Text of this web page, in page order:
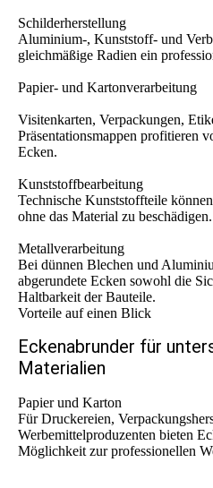
Schilderherstellung
Aluminium-, Kunststoff- und
gleichmäßige Radien ein
Papier- und Kartonverarbeitung
Visitenkarten, Verpackungen,
Präsentationsmappen profitieren
Ecken.
Kunststoffbearbeitung
Technische Kunststoffteile
ohne das Material zu beschädigen.
Metallverarbeitung
Bei dünnen Blechen und
abgerundete Ecken sowohl die
Haltbarkeit der Bauteile.
Vorteile auf einen Blick
Eckenabrunder für
Materialien
Papier und Karton
Für Druckereien,
Werbemittelproduzenten bieten
Möglichkeit zur professionellen